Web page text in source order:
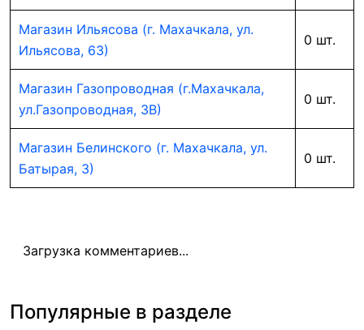
Магазин Ильясова (г. Махачкала, ул.
Ильясова, 63)
0 шт.
Магазин Газопроводная (г.Махачкала,
ул.Газопроводная, 3В)
0 шт.
Магазин Белинского (г. Махачкала, ул.
Батырая, 3)
0 шт.
Загрузка комментариев...
Популярные в разделе